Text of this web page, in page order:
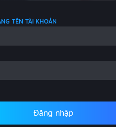
TÊN TÀI KHOẢN
Đăng nhập